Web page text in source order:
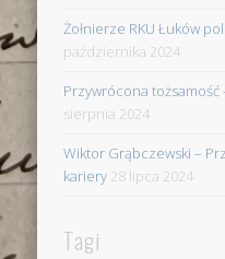
Żołnierze RKU Łuków
października 2024
Przywrócona tożsamość
sierpnia 2024
Wiktor Grąbczewski –
kariery 28 lipca 2024
Tagi